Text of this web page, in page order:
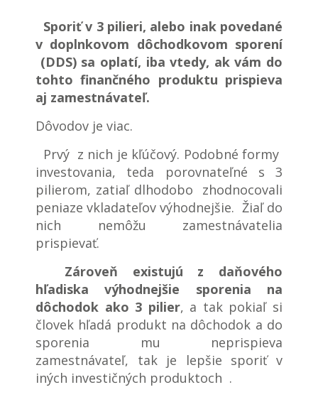
Sporiť v 3 pilieri, alebo inak povedané
v doplnkovom dôchodkovom sporení
(DDS) sa oplatí, iba vtedy, ak vám do
tohto finančného produktu prispieva
aj zamestnávateľ.
Dôvodov je viac.
Prvý z nich je kľúčový. Podobné formy
investovania, teda porovnateľné s 3
pilierom, zatiaľ dlhodobo zhodnocovali
peniaze vkladateľov výhodnejšie. Žiaľ do
nich nemôžu zamestnávatelia
prispievať.
Zároveň existujú z daňového
hľadiska výhodnejšie sporenia na
dôchodok ako 3 pilier, a tak pokiaľ si
človek hľadá produkt na dôchodok a do
sporenia mu neprispieva
zamestnávateľ, tak je lepšie sporiť v
iných investičných produktoch .